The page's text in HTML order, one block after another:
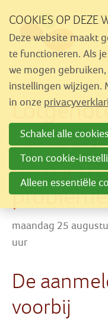
links
over
Spring
naar
navigatie
naar
hoofdinhoud
(ex-
mensen
maandag 25
uur
De
voorbij
COOKIES OP DEZE
Deze website maakt
te functioneren. Als
we mogen
instellingen wijzigen.
in onze
Schakel alle
Toon cookie-
Alleen essentiële